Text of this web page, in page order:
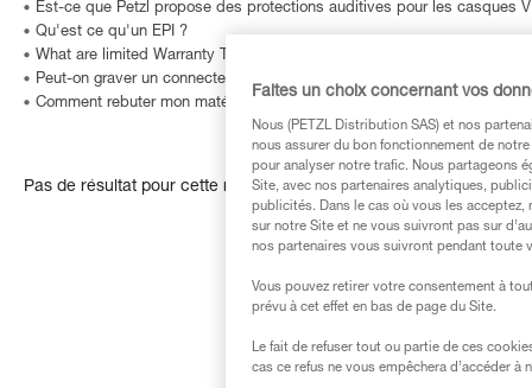
Est-ce que Petzl propose des protections auditives pour les casques
Qu'est ce qu'un EPI ?
What are limited Warranty Terms in United States and Canada ?
Peut-on graver un connecteur… ou comment identifier un produit dont
Comment rebuter mon matériel ?
Pas de résultat pour cette recherche
Faites un choix concernant vos
Nous (PETZL Distribution SAS) et nos
nous assurer du bon fonctionnement de
pour analyser notre trafic. Nous partageons
Site, avec nos partenaires analytiques,
publicités. Dans le cas où vous les
sur notre Site et ne vous suivront pas sur
nos partenaires vous suivront pendant toute
Vous pouvez retirer votre consentement à
prévu à cet effet en bas de page du Site.
Le fait de refuser tout ou partie de ces
cas ce refus ne vous empêchera d’accéder à